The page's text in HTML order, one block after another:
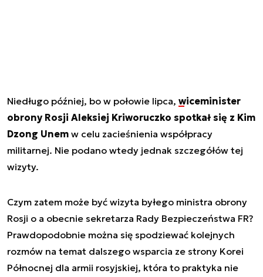
Niedługo później, bo w połowie lipca, wiceminister
obrony Rosji Aleksiej Kriworuczko spotkał się z Kim
Dzong Unem w celu zacieśnienia współpracy
militarnej. Nie podano wtedy jednak szczegółów tej
wizyty.
Czym zatem może być wizyta byłego ministra obrony
Rosji o a obecnie sekretarza Rady Bezpieczeństwa FR?
Prawdopodobnie można się spodziewać kolejnych
rozmów na temat dalszego wsparcia ze strony Korei
Północnej dla armii rosyjskiej, która to praktyka nie